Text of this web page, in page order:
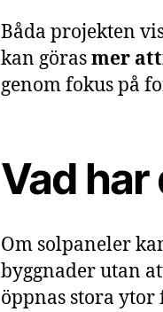
Båda projekten
kan görasmer
genom fokus på
Vad
Om solpaneler
byggnader utan
öppnas stora